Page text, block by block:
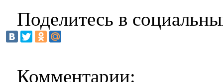
Поделитесь в
Комментарии: